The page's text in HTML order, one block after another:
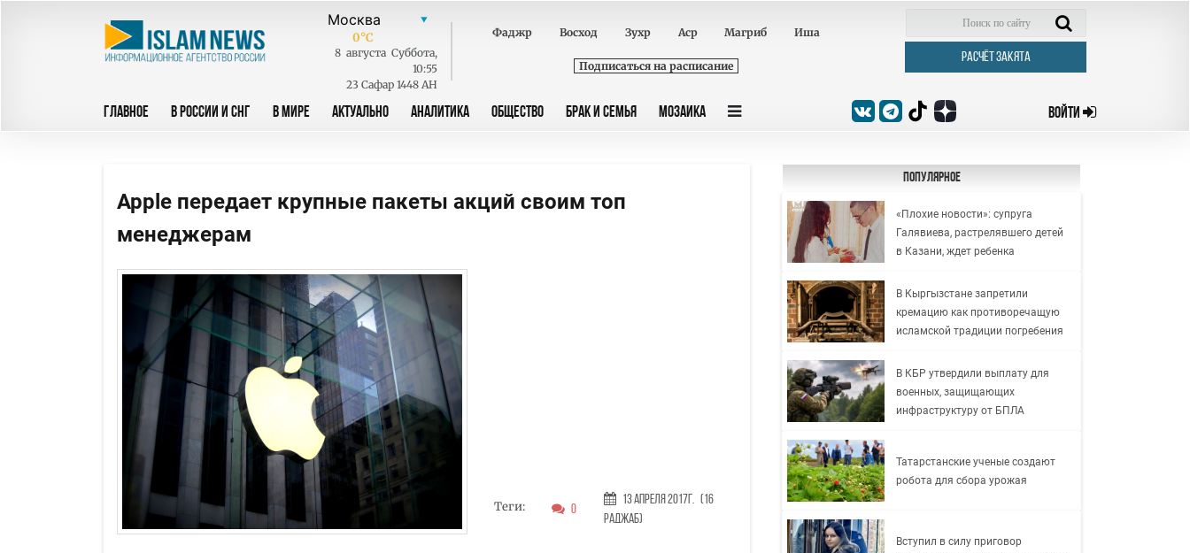
0°C
8 августа Суббота,
10:55
23 Сафар 1448 AH
Фаджр Восход Зухр Аср Магриб Иша
Подписаться на расписание
РАСЧЁТ ЗАКЯТА
ГЛАВНОЕ В РОССИИ И СНГ В МИРЕ АКТУАЛЬНО АНАЛИТИКА ОБЩЕСТВО БРАК И СЕМЬЯ МОЗАИКА ВОЙТИ
Apple передает крупные пакеты акций своим топ
менеджерам
Теги: 0
13 Апреля 2017г. (16
Раджаб)
Популярное
«Плохие новости»: супруга
Галявиева, растрелявшего детей
в Казани, ждет ребенка
В Кыргызстане запретили
кремацию как противоречащую
исламской традиции погребения
В КБР утвердили выплату для
военных, защищающих
инфраструктуру от БПЛА
Татарстанские ученые создают
робота для сбора урожая
Вступил в силу приговор